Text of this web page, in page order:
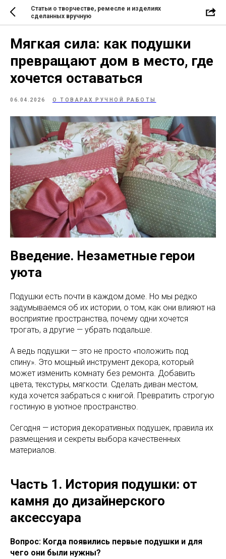
Статьи о творчестве, ремесле и изделиях
сделанных вручную
Мягкая сила: как подушки
превращают дом в место, где
хочется оставаться
06.04.2026 О ТОВАРАХ РУЧНОЙ РАБОТЫ
Введение. Незаметные герои
уюта
Подушки есть почти в каждом доме. Но мы редко
задумываемся об их истории, о том, как они влияют на
восприятие пространства, почему одни хочется
трогать, а другие — убрать подальше.
А ведь подушки — это не просто «положить под
спину». Это мощный инструмент декора, который
может изменить комнату без ремонта. Добавить
цвета, текстуры, мягкости. Сделать диван местом,
куда хочется забраться с книгой. Превратить строгую
гостиную в уютное пространство.
Сегодня — история декоративных подушек, правила их
размещения и секреты выбора качественных
материалов.
Часть 1. История подушки: от
камня до дизайнерского
аксессуара
Вопрос: Когда появились первые подушки и для
чего они были нужны?